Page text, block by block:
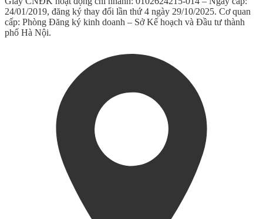
24/01/2019, đăng ký thay đổi lần thứ 4 ngày 29/10/2025. Cơ quan
cấp: Phòng Đăng ký kinh doanh – Sở Kế hoạch và Đầu tư thành
phố Hà Nội.